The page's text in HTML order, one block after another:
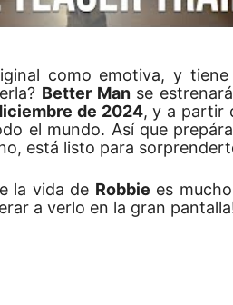
como emotiva, y
Better Manse
de 2024, y a partir
el mundo. Así que
está listo para
la vida de Robbie es
a verlo en la gran